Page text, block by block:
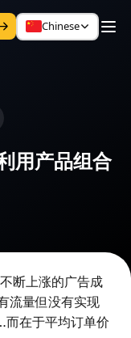
Chinese
用产品组合
断上涨的广告成
流量但没有实现
在于平均订单价